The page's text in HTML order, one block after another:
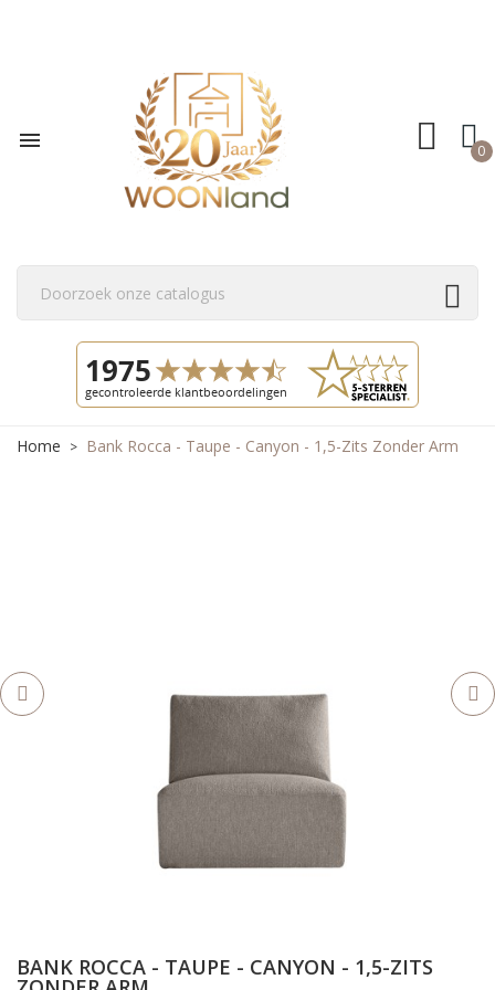
 0
Home Bank Rocca - Taupe - Canyon - 1,5-Zits Zonder Arm
BANK ROCCA - TAUPE - CANYON - 1,5-ZITS